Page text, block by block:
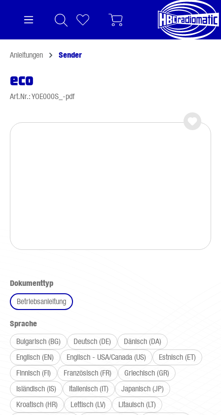
Anleitungen Sender
eco
Art.Nr.: YOE000S_-pdf
Bildergalerie überspringen
Dokumenttypauswählen
Betriebsanleitung
Spracheauswählen
Bulgarisch (BG)
Deutsch (DE)
Dänisch (DA)
Englisch (EN)
Englisch - USA/Canada (US)
Estnisch (ET)
Finnisch (FI)
Französisch (FR)
Griechisch (GR)
Isländisch (IS)
Italienisch (IT)
Japanisch (JP)
Kroatisch (HR)
Lettisch (LV)
Litauisch (LT)